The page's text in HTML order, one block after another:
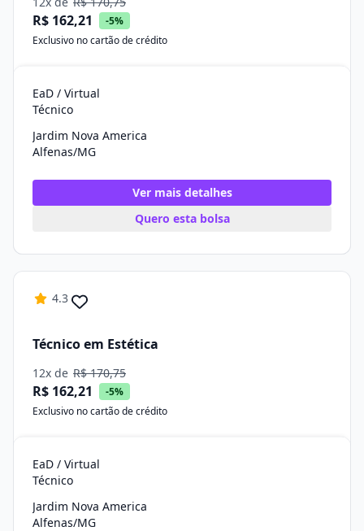
R$ 162,21
-5%
Exclusivo no cartão de crédito
EaD / Virtual
Técnico
Jardim Nova America
Alfenas/MG
Ver mais detalhes
Quero esta bolsa
4.3
Técnico em Estética
12x de R$ 170,75
R$ 162,21
-5%
Exclusivo no cartão de crédito
EaD / Virtual
Técnico
Jardim Nova America
Alfenas/MG